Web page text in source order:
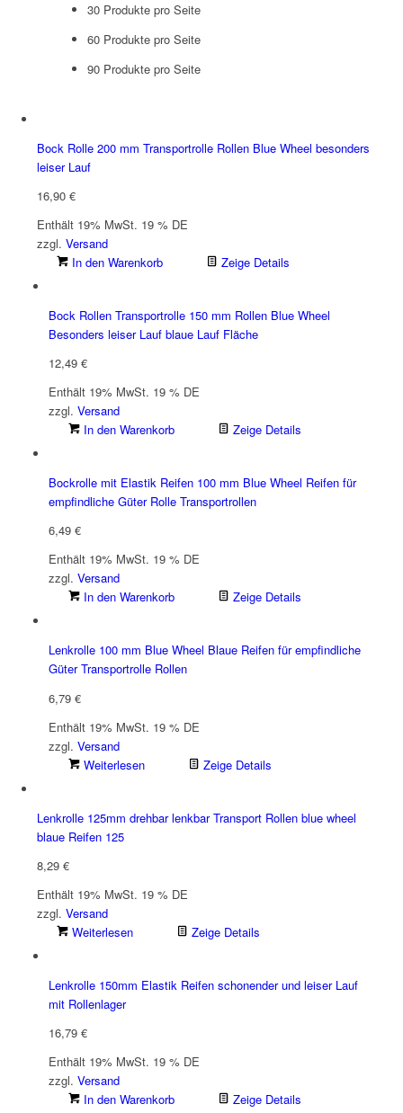
30 Produkte pro Seite
60 Produkte pro Seite
90 Produkte pro Seite
Bock Rolle 200 mm Transportrolle Rollen Blue Wheel besonders
leiser Lauf
16,90 €
Enthält 19% MwSt. 19 % DE
zzgl. Versand
In den Warenkorb
Zeige Details
Bock Rollen Transportrolle 150 mm Rollen Blue Wheel
Besonders leiser Lauf blaue Lauf Fläche
12,49 €
Enthält 19% MwSt. 19 % DE
zzgl. Versand
In den Warenkorb
Zeige Details
Bockrolle mit Elastik Reifen 100 mm Blue Wheel Reifen für
empfindliche Güter Rolle Transportrollen
6,49 €
Enthält 19% MwSt. 19 % DE
zzgl. Versand
In den Warenkorb
Zeige Details
Lenkrolle 100 mm Blue Wheel Blaue Reifen für empfindliche
Güter Transportrolle Rollen
6,79 €
Enthält 19% MwSt. 19 % DE
zzgl. Versand
Weiterlesen
Zeige Details
Lenkrolle 125mm drehbar lenkbar Transport Rollen blue wheel
blaue Reifen 125
8,29 €
Enthält 19% MwSt. 19 % DE
zzgl. Versand
Weiterlesen
Zeige Details
Lenkrolle 150mm Elastik Reifen schonender und leiser Lauf
mit Rollenlager
16,79 €
Enthält 19% MwSt. 19 % DE
zzgl. Versand
In den Warenkorb
Zeige Details